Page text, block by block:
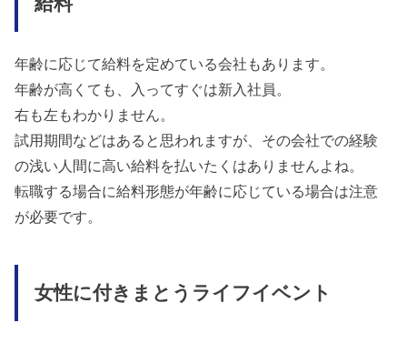
年齢に応じて給料を定めている会社もあります。
年齢が高くても、入ってすぐは新入社員。
右も左もわかりません。
試用期間などはあると思われますが、その会社での経験
の浅い人間に高い給料を払いたくはありませんよね。
転職する場合に給料形態が年齢に応じている場合は注意
が必要です。
女性に付きまとうライフイベント